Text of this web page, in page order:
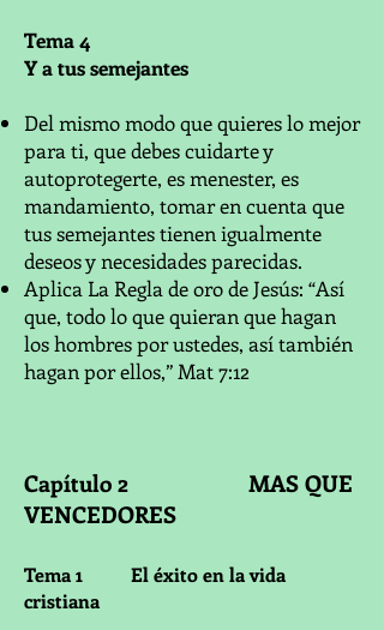
Tema 4
Y a tus semejantes
Del mismo modo que quieres lo mejor
para ti, que debes cuidarte y
autoprotegerte, es menester, es
mandamiento, tomar en cuenta que
tus semejantes tienen igualmente
deseos y necesidades parecidas.
Aplica La Regla de oro de Jesús: “Así
que, todo lo que quieran que hagan
los hombres por ustedes, así también
hagan por ellos,” Mat 7:12
Capítulo 2 MAS QUE
VENCEDORES
Tema 1 El éxito en la vida
cristiana